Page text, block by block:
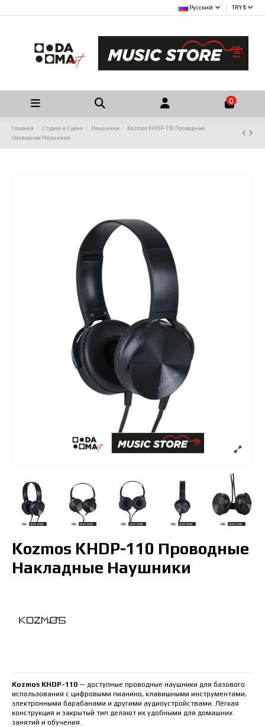
Русский TRY ₺
0
Главная Студия и Сцена Наушники
Kozmos KHDP-110 Проводные
Накладные Наушники
Kozmos KHDP-110 Проводные
Накладные Наушники
Kozmos KHDP-110 — доступные проводные наушники для базового
использования с цифровыми пианино, клавишными инструментами,
электронными барабанами и другими аудиоустройствами. Лёгкая
конструкция и закрытый тип делают их удобными для домашних
занятий и обучения.